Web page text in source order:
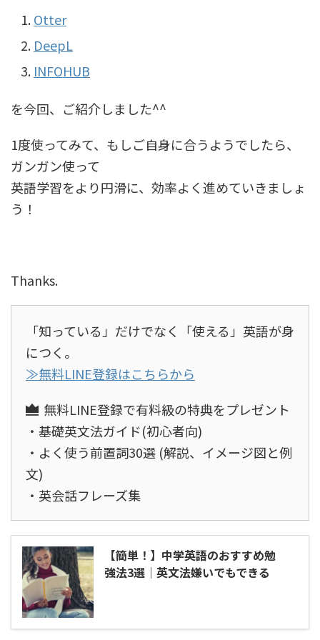
Otter
DeepL
INFOHUB
を今回、ご紹介しました^^
1度使ってみて、もしご自身に合うようでしたら、
ガンガン使って
英語学習をより円滑に、効率よく進めていきましょ
う！
Thanks.
「知っている」だけでなく「使える」英語が身
につく。
≫無料LINE登録はこちらから
無料LINE登録で有料級の特典をプレゼント
・基礎英文法ガイド(初心者向)
・よく使う前置詞30選 (解説、イメージ図と例
文)
・英会話フレーズ集
【簡単！】中学英語のおすすめ勉
強法3選｜英文法嫌いでもできる